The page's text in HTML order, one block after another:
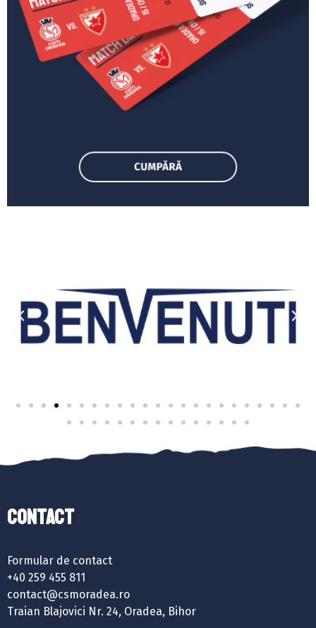
Contact
Formular de contact
+40 259 455 811
contact@csmoradea.ro
Traian Blajovici Nr. 24, Oradea, Bihor